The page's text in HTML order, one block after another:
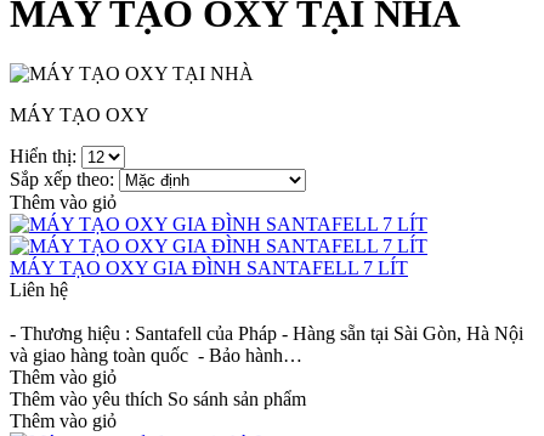
MÁY TẠO OXY TẠI NHÀ
MÁY TẠO OXY
Hiển thị:
Sắp xếp theo:
Thêm vào giỏ
MÁY TẠO OXY GIA ĐÌNH SANTAFELL 7 LÍT
Liên hệ
- Thương hiệu : Santafell của Pháp - Hàng sẵn tại Sài Gòn, Hà Nội
và giao hàng toàn quốc - Bảo hành…
Thêm vào giỏ
Thêm vào yêu thích So sánh sản phẩm
Thêm vào giỏ